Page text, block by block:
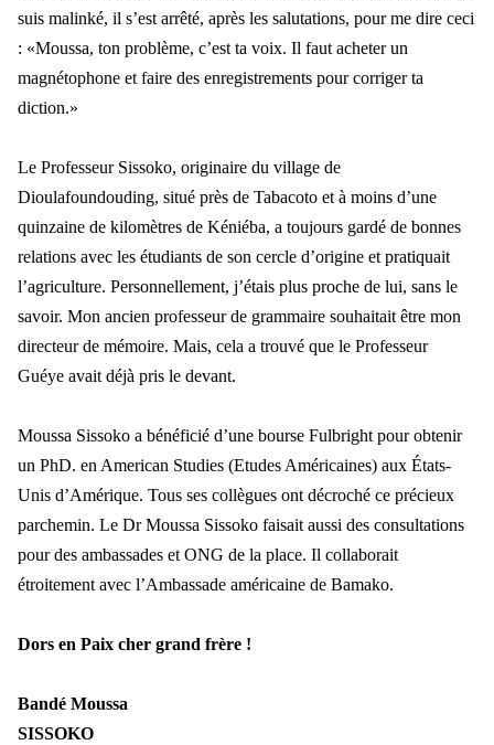
suis malinké, il s’est arrêté, après les salutations, pour me dire ceci
: «Moussa, ton problème, c’est ta voix. Il faut acheter un
magnétophone et faire des enregistrements pour corriger ta
diction.»
Le Professeur Sissoko, originaire du village de
Dioulafoundouding, situé près de Tabacoto et à moins d’une
quinzaine de kilomètres de Kéniéba, a toujours gardé de bonnes
relations avec les étudiants de son cercle d’origine et pratiquait
l’agriculture. Personnellement, j’étais plus proche de lui, sans le
savoir. Mon ancien professeur de grammaire souhaitaitêtre mon
directeur de mémoire. Mais, cela a trouvé que le Professeur
Guéye avait déjà pris le devant.
Moussa Sissoko a bénéficié d’une bourse Fulbright pour obtenir
un PhD. en American Studies (Etudes Américaines) aux États-
Unis d’Amérique. Tous ses collègues ont décroché ce précieux
parchemin. Le Dr Moussa Sissoko faisait aussi des consultations
pour des ambassades et ONG de la place. Il collaborait
étroitement avec l’Ambassade américaine de Bamako.
Dors en Paix cher grand frère !
Bandé Moussa
SISSOKO